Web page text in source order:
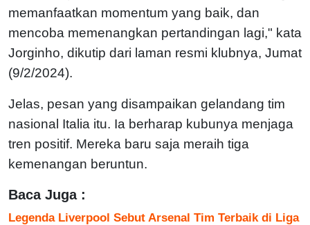
memanfaatkan momentum yang baik, dan
mencoba memenangkan pertandingan lagi," kata
Jorginho, dikutip dari laman resmi klubnya, Jumat
(9/2/2024).
Jelas, pesan yang disampaikan gelandang tim
nasional Italia itu. Ia berharap kubunya menjaga
tren positif. Mereka baru saja meraih tiga
kemenangan beruntun.
Baca Juga :
Legenda Liverpool Sebut Arsenal Tim Terbaik di Liga